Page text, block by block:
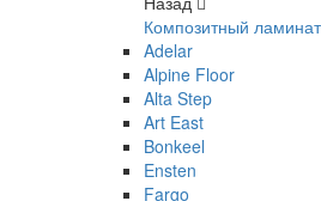
Композитный
Adelar
Alpine Floor
Alta Step
Art East
Bonkeel
Ensten
Fargo